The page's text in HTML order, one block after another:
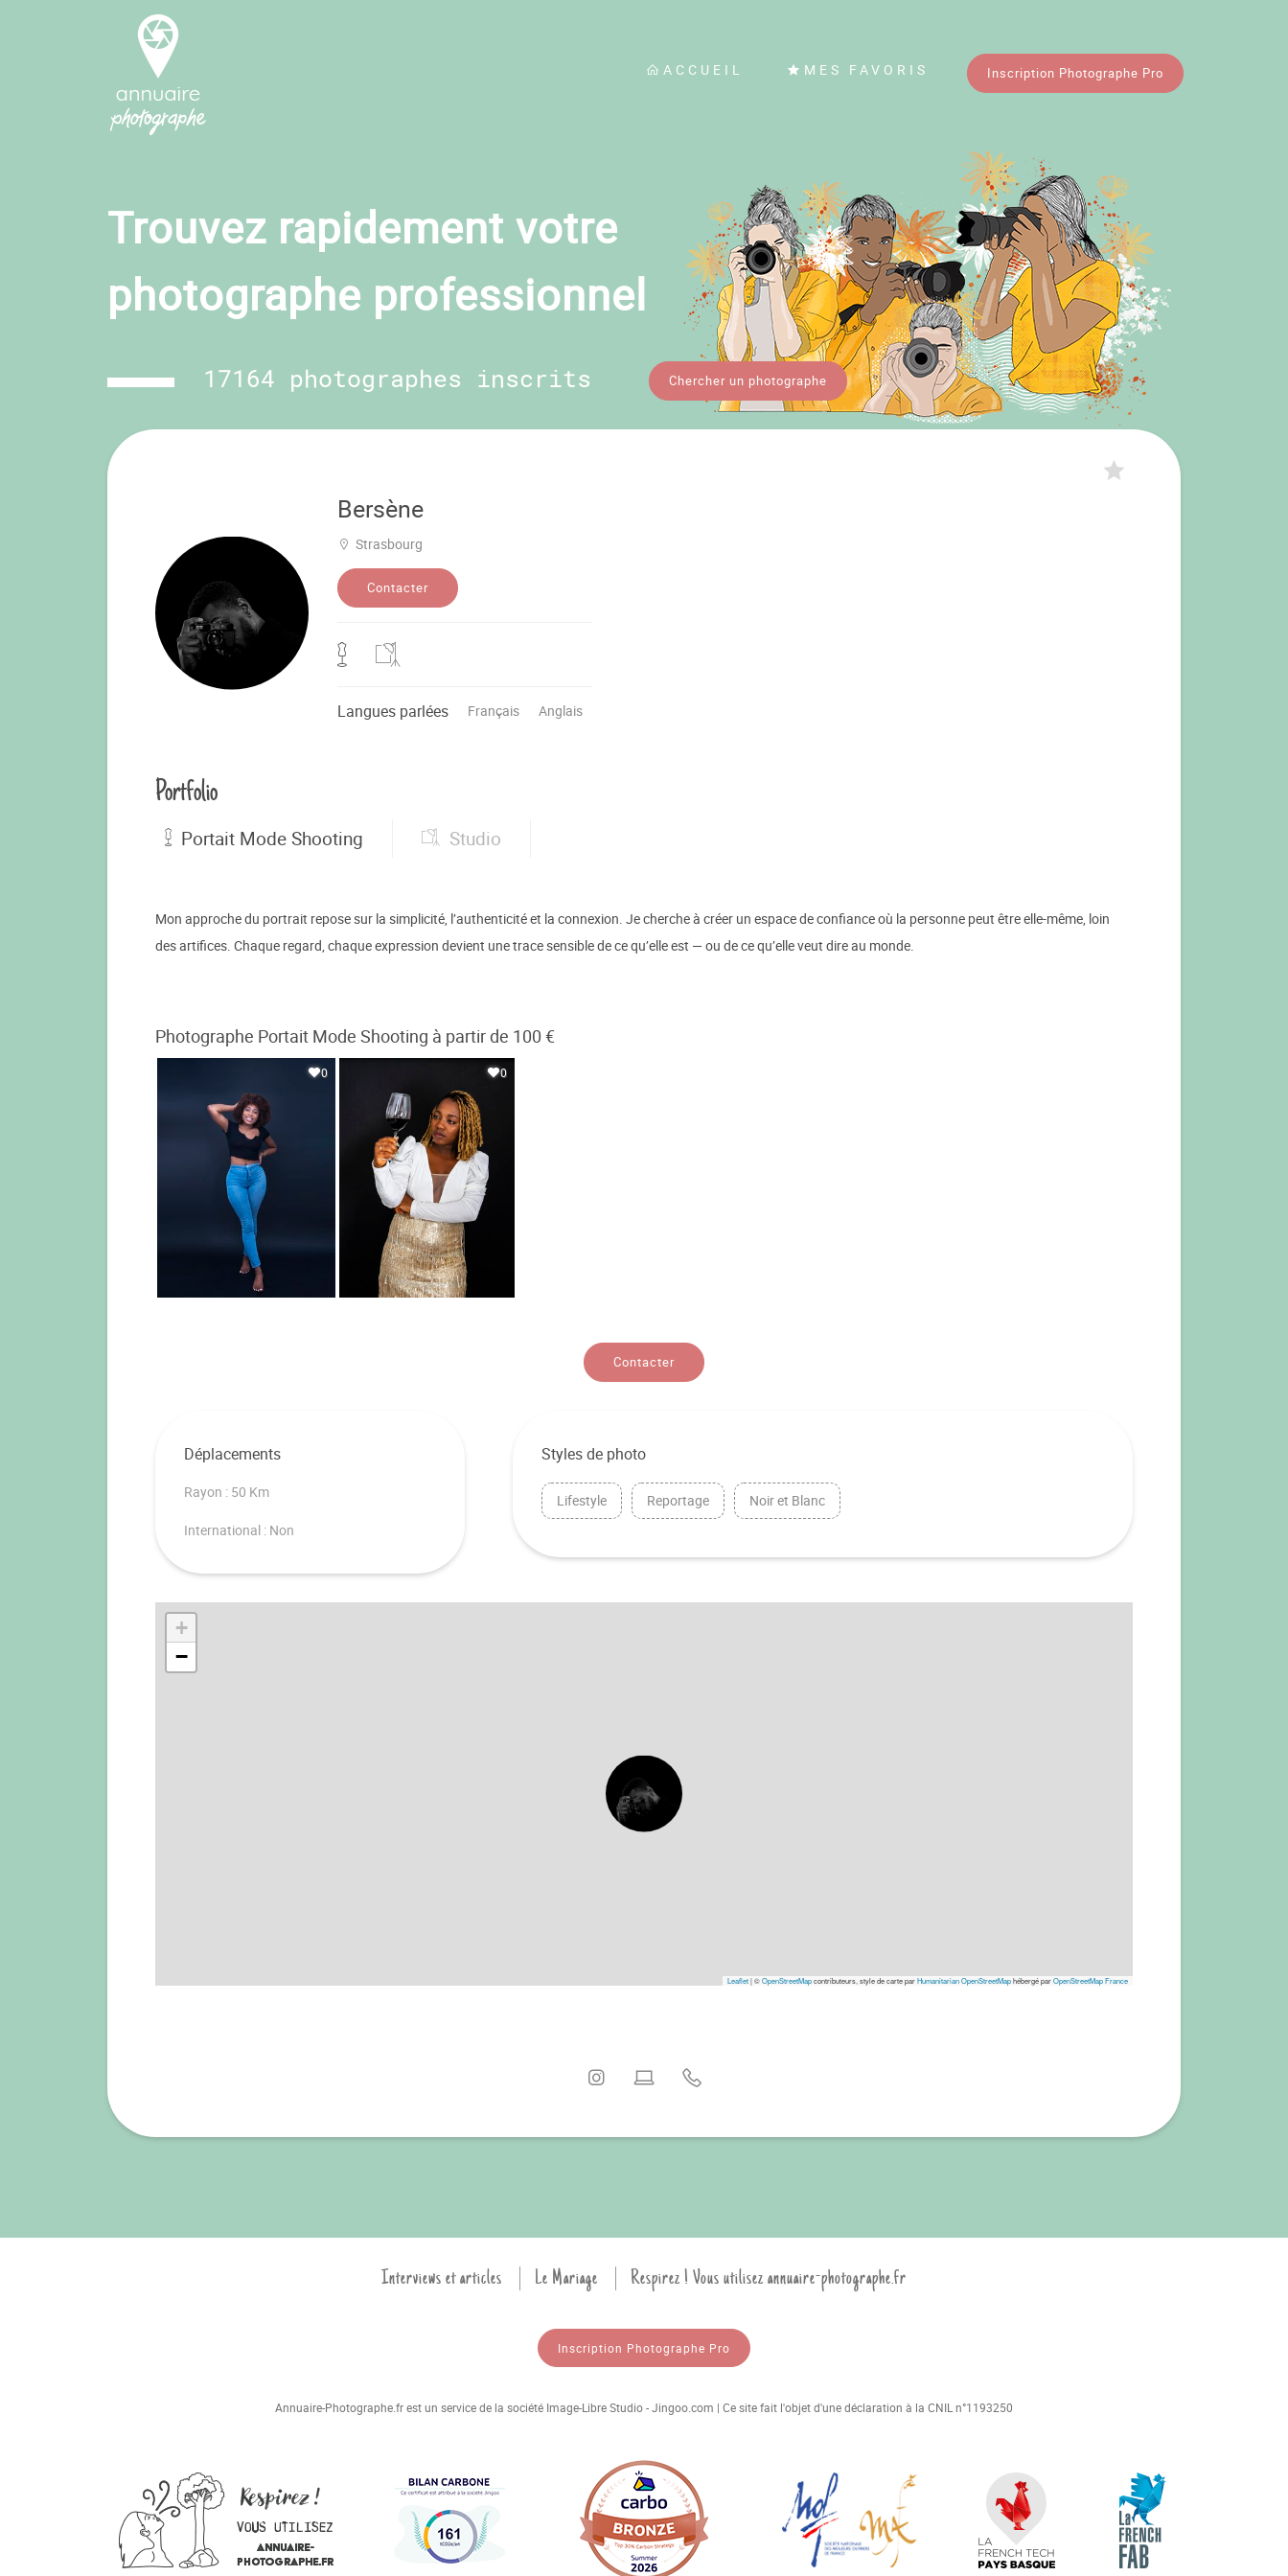
ACCUEIL MES FAVORIS Inscription Photographe Pro
Trouvez rapidement votre
photographe professionnel
17164 photographes inscrits Chercher un photographe
Bersène
Strasbourg
Contacter
Langues parlées Français Anglais
Portfolio
Portait Mode Shooting Studio
Mon approche du portrait repose sur la simplicité, l’authenticité et la connexion. Je cherche à créer un espace de confiance où la personne peut être elle-même, loin
des artifices. Chaque regard, chaque expression devient une trace sensible de ce qu’elle est — ou de ce qu’elle veut dire au monde.
Photographe Portait Mode Shooting à partir de 100 €
0 0
Contacter
Déplacements
Rayon : 50 Km
International : Non
Styles de photo
Lifestyle Reportage Noir et Blanc
+
−
Leaflet|©OpenStreetMapcontributeurs, style de carte parHumanitarian OpenStreetMaphébergé parOpenStreetMap France
Interviews et articles Le Mariage Respirez ! Vous utilisez annuaire-photographe.fr
Inscription Photographe Pro
Annuaire-Photographe.fr est un service de la société Image-Libre Studio - Jingoo.com | Ce site fait l'objet d'une déclaration à la CNIL n°1193250